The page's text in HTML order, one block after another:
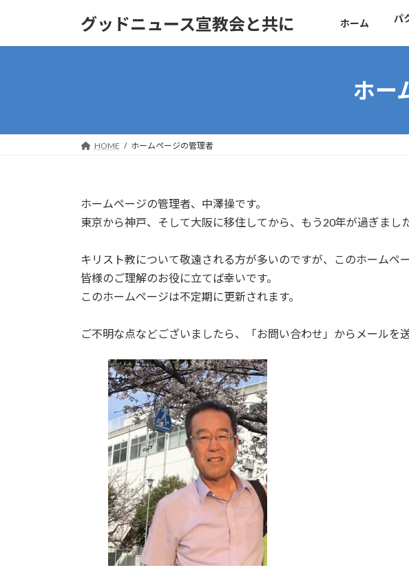
グッドニュース宣教会と共に ホーム パ
ホー
HOME ホームページの管理者
ホームページの管理者、中澤操です。
東京から神戸、そして大阪に移住してから、もう20年が過ぎました
キリスト教について敬遠される方が多いのですが、このホームペ
皆様のご理解のお役に立てば幸いです。
このホームページは不定期に更新されます。
ご不明な点などございましたら、「お問い合わせ」からメールを送